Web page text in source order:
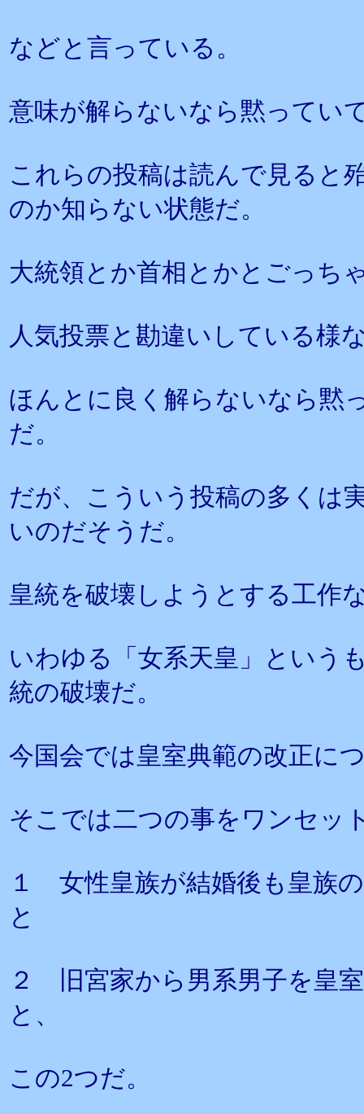
などと言っている。
意味が解らないなら黙ってい
これらの投稿は読んで見ると
のか知らない状態だ。
大統領とか首相とかとごっち
人気投票と勘違いしている様
ほんとに良く解らないなら黙
だ。
だが、こういう投稿の多くは
いのだそうだ。
皇統を破壊しようとする工作
いわゆる「女系天皇」という
統の破壊だ。
今国会では皇室典範の改正に
そこでは二つの事をワンセッ
１ 女性皇族が結婚後も皇族
と
２ 旧宮家から男系男子を皇
と、
この2つだ。